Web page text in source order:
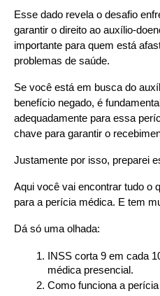
Esse dado revela o desafio
garantir o direito ao auxílio-
importante para quem está
problemas de saúde.
Se você está em busca do
benefício negado, é
adequadamente para essa
chave para garantir o
Justamente por isso, preparei
Aqui você vai encontrar tudo o
para a perícia médica. E tem
Dá só uma olhada:
INSS corta 9 em cada
médica presencial.
Como funciona a